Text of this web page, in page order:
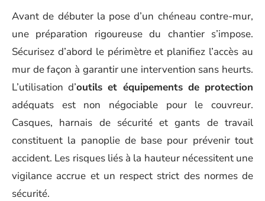
Avant de débuter la pose d’un chéneau contre-mur,
une préparation rigoureuse du chantier s’impose.
Sécurisez d’abord le périmètre et planifiez l’accès au
mur de façon à garantir une intervention sans heurts.
L’utilisation d’outils et équipements de protection
adéquats est non négociable pour le couvreur.
Casques, harnais de sécurité et gants de travail
constituent la panoplie de base pour prévenir tout
accident. Les risques liés à la hauteur nécessitent une
vigilance accrue et un respect strict des normes de
sécurité.